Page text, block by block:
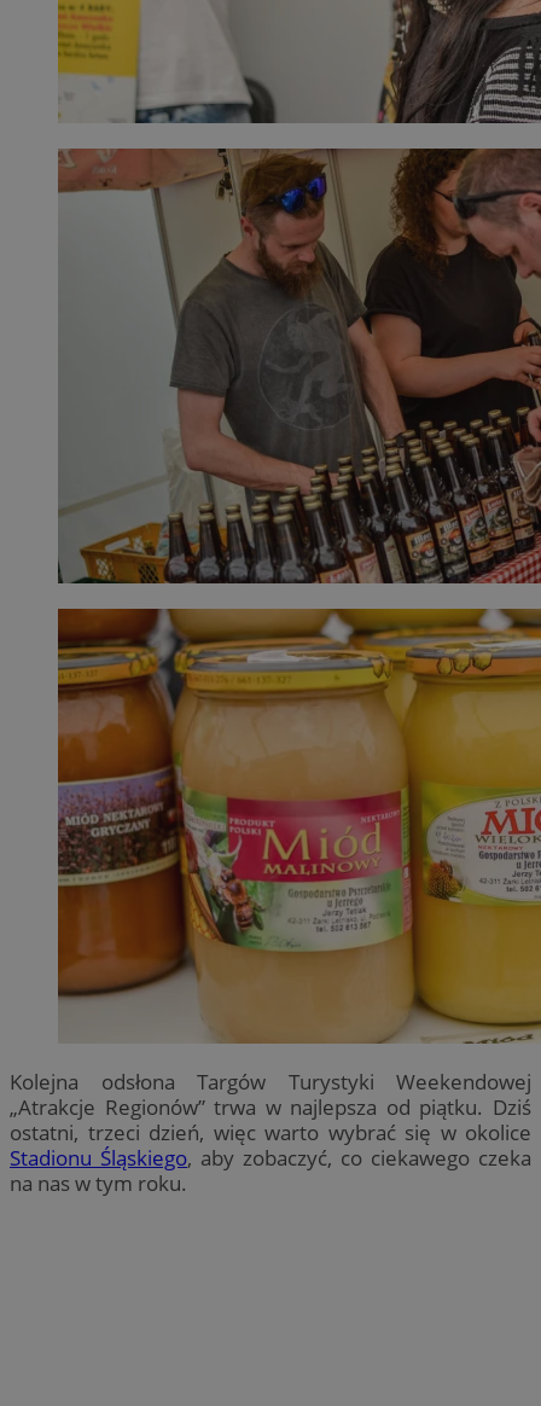
Kolejna odsłona Targów Turystyki Weekendowej
„Atrakcje Regionów” trwa w najlepsza od piątku. Dziś
ostatni, trzeci dzień, więc warto wybrać się w okolice
Stadionu Śląskiego, aby zobaczyć, co ciekawego czeka
na nas w tym roku.